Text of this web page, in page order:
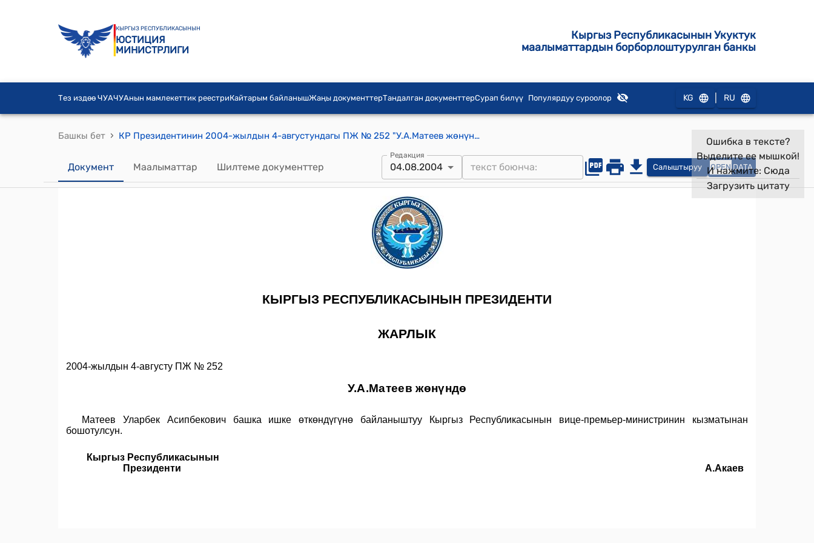
КЫРГЫЗ РЕСПУБЛИКАСЫНЫН
ЮСТИЦИЯ
МИНИСТРЛИГИ
Кыргыз Республикасынын Укуктук
маалыматтардын борборлоштурулган банкы
Тез издөө ЧУАЧУАнын мамлекеттик реестриКайтарым байланышЖаңы документтерТандалган документтерСурап билүү Популярдуу суроолор KG RU
Башкы бет › КР Президентинин 2004-жылдын 4-августундагы ПЖ № 252 "У.А.Матеев жөнүндө" Жарлыгы
Документ Маалыматтар Шилтеме документтер
Редакция
04.08.2004 Салыштыруу OPEN DATA
Ошибка в тексте?
Выделите ее мышкой!
И нажмите: Сюда
Загрузить цитату